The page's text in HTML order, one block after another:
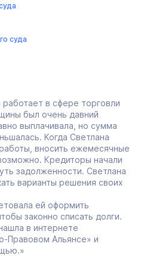
в сфере торговли
был очень давний
выплачивала, но сумма
Когда Светлана
вносить ежемесячные
Кредиторы начали
задолженности. Светлана
варианты решения своих
ей оформить
законно списать долги.
в интернете
Правовом Альянсе» и
суда